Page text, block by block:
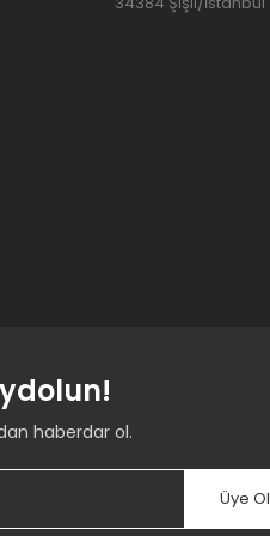
haberdar ol.
Üye Ol